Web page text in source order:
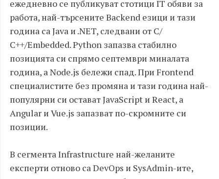
ежедневно се публикуват стотици IT обяви за
работа, най-търсените Backend езици и тази
година са Java и .NET, следвани от C/
C++/Embedded. Python запазва стабилно
позицията си спрямо септември миналата
година, а Node.js бележи спад. При Frontend
специалистите без промяна и тази година най-
популярни си остават JavaScript и React, а
Angular и Vue.js запазват по-скромните си
позиции.
В сегмента Infrastructure най-желаните
експерти отново са DevOps и SysAdmin-ите,